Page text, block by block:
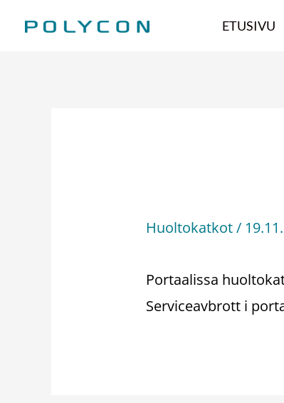
sisältöön
ETUSIVU
Huoltokatkot/
Portaalissa
Serviceavbrott i